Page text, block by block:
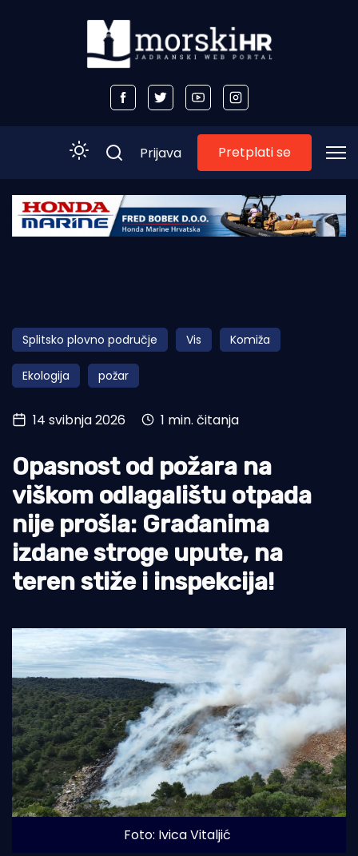
Početna
Obala
Otoci
Turizam i nautika
Pomorstvo
Ekologija
Tradicija i kultura
Prijava Pretplati se
Splitsko plovno područje Vis Komiža
Ekologija požar
14 svibnja 2026 1 min. čitanja
Opasnost od požara na
viškom odlagalištu otpada
nije prošla: Građanima
izdane stroge upute, na
teren stiže i inspekcija!
Foto: Ivica Vitaljić